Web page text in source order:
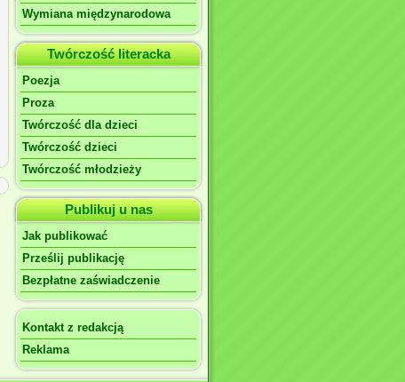
Wymiana międzynarodowa
Twórczość literacka
Poezja
Proza
Twórczość dla dzieci
Twórczość dzieci
Twórczość młodzieży
Publikuj u nas
Jak publikować
Prześlij publikację
Bezpłatne zaświadczenie
Kontakt z redakcją
Reklama